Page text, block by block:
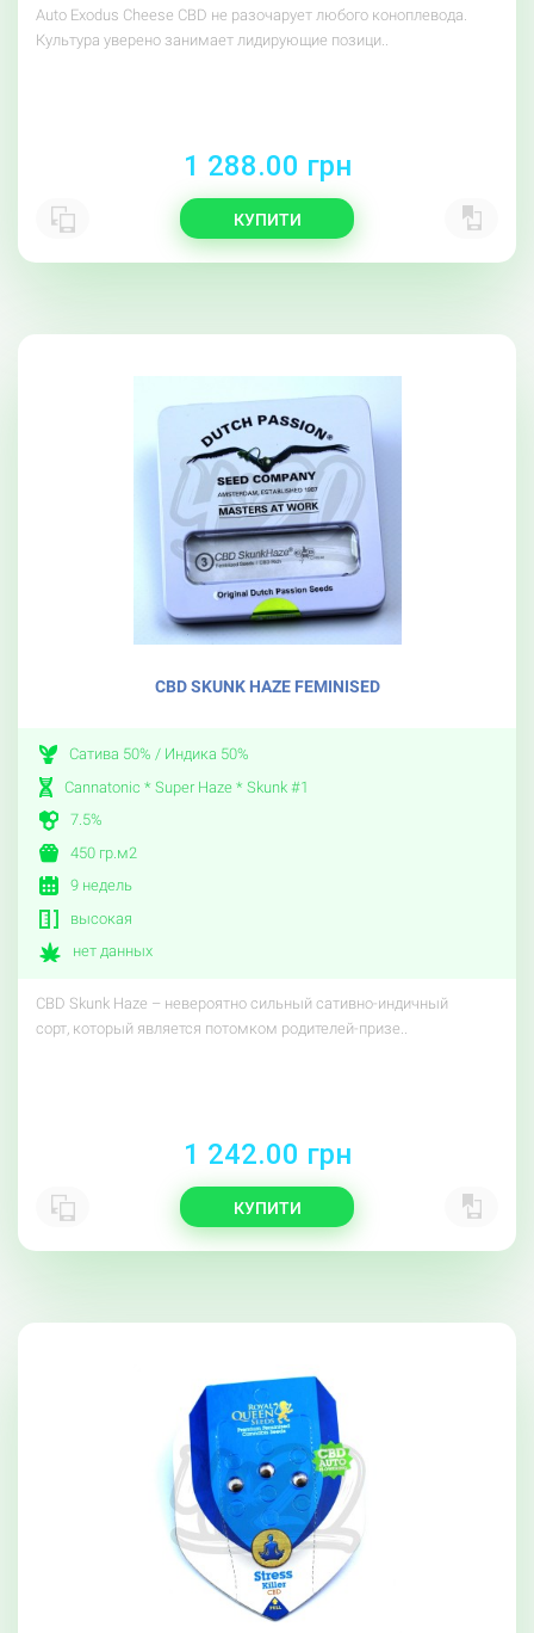
Auto Exodus Cheese CBD не разочарует любого коноплевода.
Культура уверено занимает лидирующие позици..
1 288.00 грн
КУПИТИ
CBD SKUNK HAZE FEMINISED
Сатива 50% / Индика 50%
Cannatonic * Super Haze * Skunk #1
7.5%
450 гр.м2
9 недель
высокая
нет данных
CBD Skunk Haze – невероятно сильный сативно-индичный
сорт, который является потомком родителей-призе..
1 242.00 грн
КУПИТИ